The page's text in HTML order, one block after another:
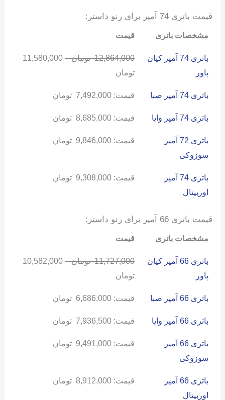
قیمت باتری 74 آمپر برای رنو داستر:
مشخصات باتری قیمت
باتری 74 آمپر کیان
پاور
12,864,000 تومان –
11,580,000
تومان
باتری 74 آمپر صبا قیمت: 7,492,000 تومان
باتری 74 آمپر وایا قیمت: 8,685,000 تومان
باتری 72 آمپر
سوزوکی
قیمت: 9,846,000 تومان
باتری 74 آمپر
اوربیتال
قیمت: 9,308,000 تومان
قیمت باتری 66 آمپر برای رنو داستر:
مشخصات باتری قیمت
باتری 66 آمپر کیان
پاور
11,727,000 تومان –
10,582,000
تومان
باتری 66 آمپر صبا قیمت: 6,686,000 تومان
باتری 66 آمپر وایا قیمت: 7,936,500 تومان
باتری 66 آمپر
سوزوکی
قیمت: 9,491,000 تومان
باتری 66 آمپر
اوربیتال
قیمت: 8,912,000 تومان